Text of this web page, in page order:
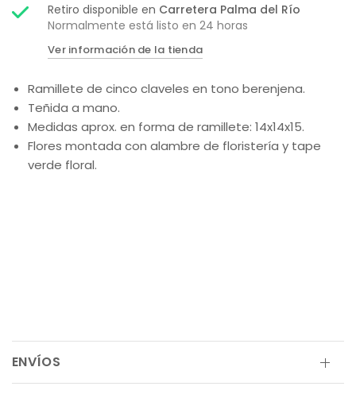
Retiro disponible en Carretera Palma del Río
Normalmente está listo en 24 horas
Ver información de la tienda
Ramillete de cinco claveles en tono berenjena.
Teñida a mano.
Medidas aprox. en forma de ramillete: 14x14x15.
Flores montada con alambre de floristería y tape
verde floral.
ENVÍOS